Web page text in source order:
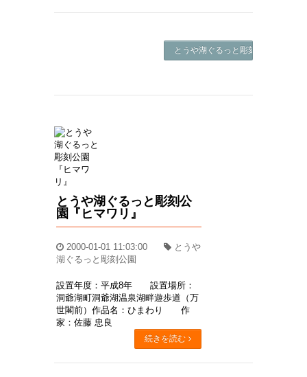
とうや湖ぐるっと彫刻公園『ヒマ
とうや湖ぐるっと彫刻公
園『ヒマワリ』
2000-01-01 11:03:00
とうや
湖ぐるっと彫刻公園
設置年度：平成8年 設置場所：
洞爺湖町洞爺湖温泉湖畔遊歩道（万
世閣前）作品名：ひまわり 作
家：佐藤 忠良
続きを読む